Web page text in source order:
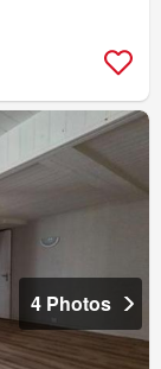
4 Photos